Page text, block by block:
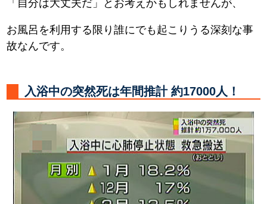
「自分は大丈夫だ」とお考えかもしれませんが、
お風呂を利用する限り誰にでも起こりうる深刻な事
故なんです。
入浴中の突然死は年間推計 約17000人！